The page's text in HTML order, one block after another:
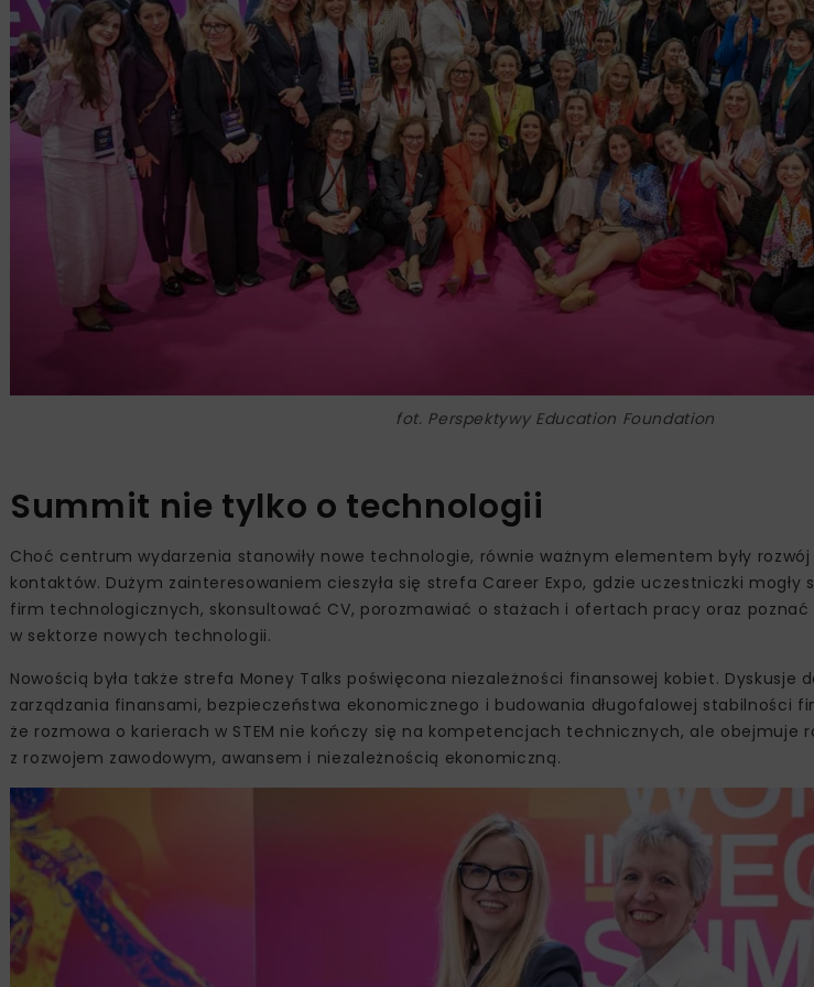
fot. Perspektywy Education Foundation
Summit nie tylko o technologii
Choć centrum wydarzenia stanowiły nowe technologie, równie ważnym elementem były
kontaktów. Dużym zainteresowaniem cieszyła się strefa Career Expo, gdzie uczestniczki
firm technologicznych, skonsultować CV, porozmawiać o stażach i ofertach pracy oraz poznać
w sektorze nowych technologii.
Nowością była także strefa Money Talks poświęcona niezależności finansowej kobiet. Dyskusje
zarządzania finansami, bezpieczeństwa ekonomicznego i budowania długofalowej stabilności
że rozmowa o karierach w STEM nie kończy się na kompetencjach technicznych, ale obejmuje
z rozwojem zawodowym, awansem i niezależnością ekonomiczną.